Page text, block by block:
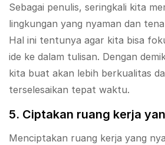
Sebagai penulis, seringkali kita
lingkungan yang nyaman dan
Hal ini tentunya agar kita bisa
ide ke dalam tulisan. Dengan
kita buat akan lebih berkualitas
terselesaikan tepat waktu.
5. Ciptakan ruang kerja
Menciptakan ruang kerja yang